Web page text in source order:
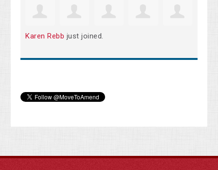
Karen Rebb just joined.